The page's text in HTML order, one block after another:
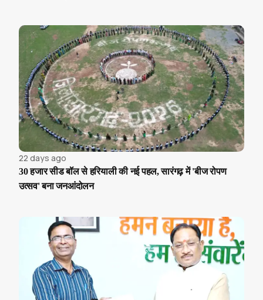
22 days ago
30 हजार सीड बॉल से हरियाली की नई पहल, सारंगढ़ में 'बीज रोपण
उत्सव' बना जनआंदोलन